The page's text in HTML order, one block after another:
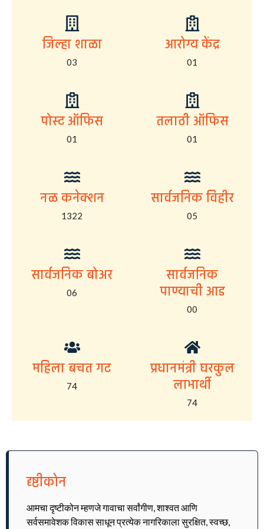
जिल्हा शाळा
03
आरोग्य केंद्र
01
पोस्ट ऑफिस
01
तलाठी ऑफिस
01
नळ कनेक्शन
1322
सार्वजनिक विहीर
05
सार्वजनिक बोअर
06
सार्वजनिक
पाण्याची आड
00
महिला बचत गट
74
प्रधानमंत्री घरकुल
लाभार्थी
74
दृष्टीकोन
आमचा दृष्टीकोन म्हणजे गावाचा सर्वांगीण, शाश्वत आणि
सर्वसमावेशक विकास साधून प्रत्येक नागरिकाला सुरक्षित, स्वच्छ,